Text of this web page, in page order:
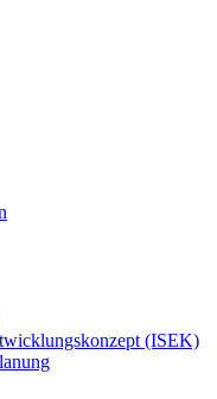
(ISEK)